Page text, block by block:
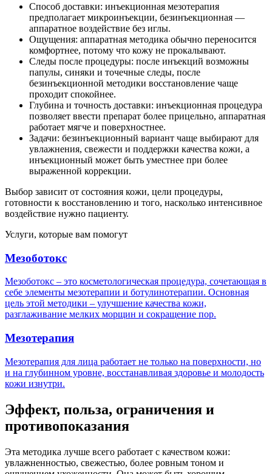
Способ доставки: инъекционная мезотерапия
предполагает микроинъекции, безинъекционная —
аппаратное воздействие без иглы.
Ощущения: аппаратная методика обычно переносится
комфортнее, потому что кожу не прокалывают.
Следы после процедуры: после инъекций возможны
папулы, синяки и точечные следы, после
безинъекционной методики восстановление чаще
проходит спокойнее.
Глубина и точность доставки: инъекционная процедура
позволяет ввести препарат более прицельно, аппаратная
работает мягче и поверхностнее.
Задачи: безинъекционный вариант чаще выбирают для
увлажнения, свежести и поддержки качества кожи, а
инъекционный может быть уместнее при более
выраженной коррекции.
Выбор зависит от состояния кожи, цели процедуры,
готовности к восстановлению и того, насколько интенсивное
воздействие нужно пациенту.
Услуги, которые вам помогут
Мезоботокс
Мезоботокс – это косметологическая процедура, сочетающая в
себе элементы мезотерапии и ботулинотерапии. Основная
цель этой методики – улучшение качества кожи,
разглаживание мелких морщин и сокращение пор.
Мезотерапия
Мезотерапия для лица работает не только на поверхности, но
и на глубинном уровне, восстанавливая здоровье и молодость
кожи изнутри.
Эффект, польза, ограничения и
противопоказания
Эта методика лучше всего работает с качеством кожи:
увлажненностью, свежестью, более ровным тоном и